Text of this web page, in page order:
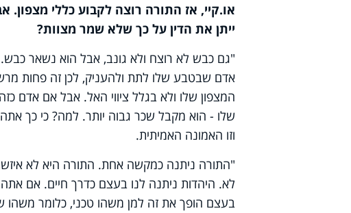
או.קיי, אז התורה רוצה לקבוע כללי מצפון.
ייתן את הדין על כך שלא שמר מצוות?
"גם כבש לא רוצח ולא גונב, אבל הוא נשאר
אדם שבטבע שלו לתת ולהעניק, לכן זה פחות
המצפון שלו ולא בגלל ציווי האל. אבל אם אדם
שלו - הוא מקבל שכר גבוה יותר. למה? כי כך
וזו האמונה האמיתית.
"התורה ניתנה כמקשה אחת. התורה היא לא
לא. היהדות ניתנה לנו בעצם כדרך חיים. אם
בעצם הופך את זה למן משהו טכני, כלומר